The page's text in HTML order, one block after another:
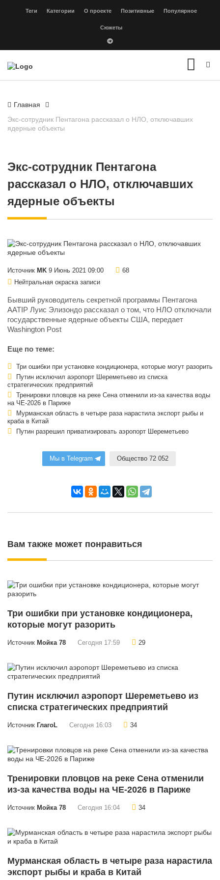
Теги Категории О проекте Позитивные Популярное
Сюжеты
Главная
Экс-сотрудник Пентагона рассказал о НЛО, отключавших
ядерные объекты
Экс-сотрудник Пентагона
рассказал о НЛО, отключавших
ядерные объекты
Источник MK 9 Июнь 2021 09:00
68
Нейтральная окраска записи
Бывший руководитель секретной программы Пентагона
AATIP Луис Элизондо рассказал о том, что НЛО отключали
государственные ядерные объекты США, передает
Washington Post
Еще по теме:
Три ошибки при установке кондиционера, которые могут разорить
Путин исключил аэропорт Шереметьево из списка
стратегических предприятий
Тренировки пловцов на реке Сена отменили из-за качества воды
на ЧЕ-2026 в Париже
Мурманская область в четыре раза нарастила экспорт рыбы и
краба в Китай
Путин разрешил приватизировать аэропорт Шереметьево
Мы в Telegram Общество 72 052
Вам также может понравиться
Три ошибки при установке кондиционера,
которые могут разорить
Источник Мойка 78 Сегодня 17:59 29
Путин исключил аэропорт Шереметьево из
списка стратегических предприятий
Источник ГлагоL Сегодня 16:03 34
Тренировки пловцов на реке Сена отменили
из-за качества воды на ЧЕ-2026 в Париже
Источник Мойка 78 Сегодня 16:04 34
Мурманская область в четыре раза нарастила
экспорт рыбы и краба в Китай